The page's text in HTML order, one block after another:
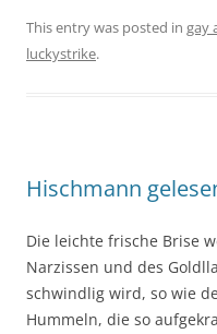
This entry was posted in gay
luckystrike.
Hischmann
Die leichte frische Brise
Narzissen und des
schwindlig wird, so wie
Hummeln, die so